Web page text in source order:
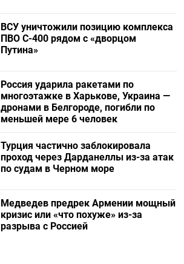
ВСУ уничтожили позицию комплекса
ПВО С-400 рядом с «дворцом
Путина»
Россия ударила ракетами по
многоэтажке в Харькове, Украина —
дронами в Белгороде, погибли по
меньшей мере 6 человек
Турция частично заблокировала
проход через Дарданеллы из-за атак
по судам в Черном море
Медведев предрек Армении мощный
кризис или «что похуже» из-за
разрыва с Россией